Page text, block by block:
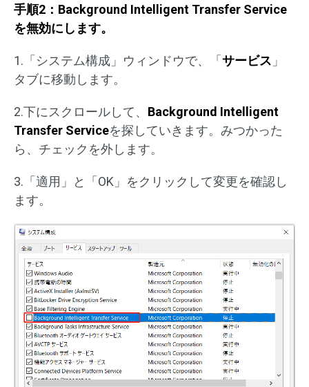
手順2：Background Intelligent Transfer Service
を無効にします。
1.「システム構成」ウィンドウで、「 サービス 」
タブに移動します。
2.下にスクロールして、 Background Intelligent
Transfer Serviceを探していきます。みつかった
ら、チェックを外します。
3.「適用」と「OK」をクリックして変更を確認し
ます。